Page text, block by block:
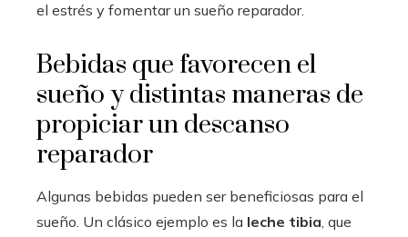
el estrés y fomentar un sueño reparador.
Bebidas que favorecen el
sueño y distintas maneras de
propiciar un descanso
reparador
Algunas bebidas pueden ser beneficiosas para el
sueño. Un clásico ejemplo es la leche tibia, que